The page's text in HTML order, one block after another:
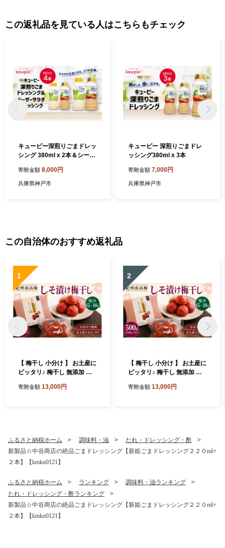
この返礼品を見ている人はこちらもチェック
キューピー深煎りごまドレッ
シング 380ml x 2本＆シーザ
l x 2本
寄附金額 8,000円
兵庫県神戸市
キューピー 深煎りごまドレ
ッシング380ml x 3本
寄附金額 7,000円
兵庫県神戸市
この自治体のおすすめ返礼品
1
【 梅干し 小分け 】 お土産に
ピッタリ♪ 梅干し 無添加 南
のすっぱい しそ漬け梅干し 5
干し 健康食品 南高梅干し 三
重県 熊野市【frsn0031A】
寄附金額 13,000円
2
【 梅干し 小分け 】 お土産に
ピッタリ♪ 梅干し 無添加 南
のすっぱい しそ漬け梅干し 5
干し 健康食品 南高梅干し 三
重県 熊野市【frsn0031A】
寄附金額 13,000円
ふるさと納税ホーム 調味料・油
たれ・ドレッシング・酢
新製品☆中谷商店の絶品ごまドレッシング【新姫ごまドレッシング２２０ml×
２本】【kmkn0121】
ふるさと納税ホーム ランキング
調味料・油ランキング
たれ・ドレッシング・酢ランキング
新製品☆中谷商店の絶品ごまドレッシング【新姫ごまドレッシング２２０ml×
２本】【kmkn0121】